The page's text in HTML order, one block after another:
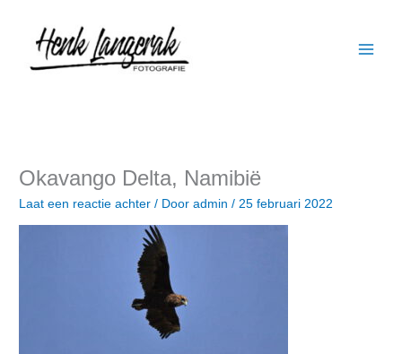
inhoud
Okavango Delta, Namibië
Laat een reactie achter / Dooradmin/ 25 februari 2022